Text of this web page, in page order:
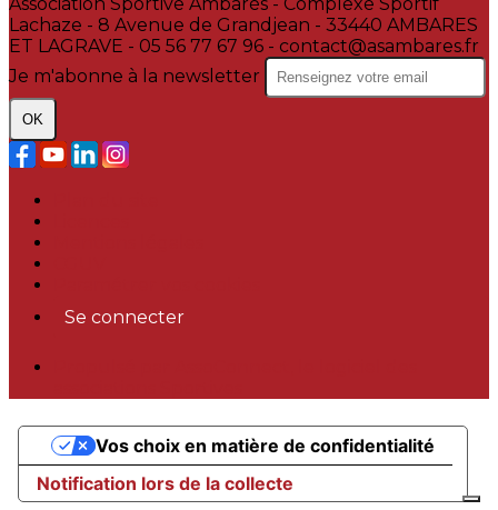
Lachaze - 8 Avenue de Grandjean - 33440 AMBARES
ET LAGRAVE - 05 56 77 67 96 - contact@asambares.fr
Je m'abonne à la newsletter
OK
Se connecter
Notification lors de la collecte
Vos choix en matière de confidentialité